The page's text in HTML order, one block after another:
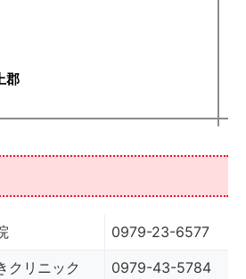
郡
0979-23-6577
クリニック
0979-43-5784